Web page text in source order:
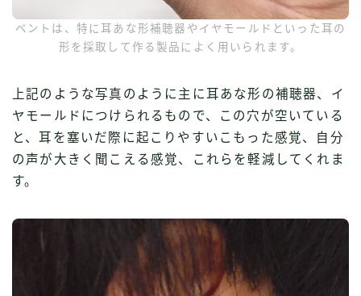
ベントは、特に耳あな形補聴器やイヤモールドといった耳の
形を採取して作る製品によく用いられます。
上記のような写真のように主に耳あな形の補聴器、イ
ヤモールドにつけられるもので、この穴が空いている
と、耳を塞いだ際に起こりやすいこもった感覚、自分
の声が大きく聞こえる感覚、これらを軽減してくれま
す。